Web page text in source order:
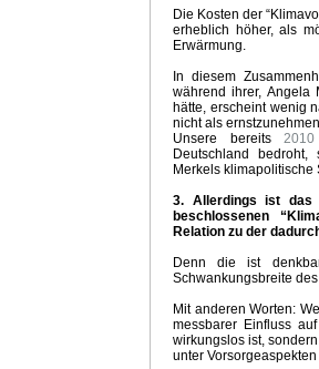
Hart aber Fair Weltuntergang
Die Kosten der
erheblich höher, als
Erwärmung.
In diesem
während ihrer, Angela
hätte, erscheint wenig
nicht als
Unsere bereits
Deutschland
Merkels klimapolitische
3. Allerdings ist das
beschlossenen
Relation zu der
Denn die ist
Schwankungsbreite
Mit anderen Worten:
messbarer Einfluss
wirkungslos ist,
unter